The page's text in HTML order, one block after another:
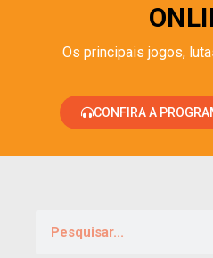
Os principais jogos,
CONFIRA A